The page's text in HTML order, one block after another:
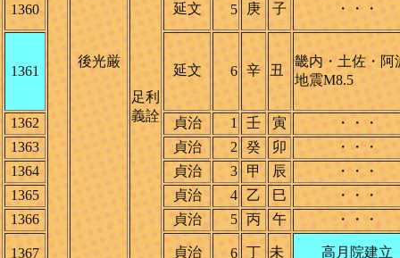
後光厳
足利
義詮
1360 延文 5 庚 子 ・・・
1361 延文 6 辛 丑
畿内・土佐・阿
地震M8.5
1362 貞治 1 壬 寅
・・・
1363
貞治 2 癸 卯
・・・
1364
貞治 3 甲 辰
・・・
1365
貞治 4 乙 巳
・・・
1366
貞治 5 丙 午 ・・・
1367 貞治 6 丁 未 高月院建立